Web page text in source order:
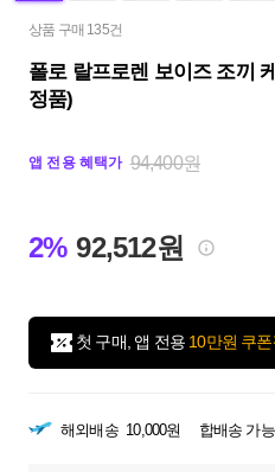
상품 구매 135건
폴로 랄프로렌 보이즈 조끼
정품)
앱 전용 혜택가 94,400원
2% 92,512원
첫 구매, 앱 전용 10만원 쿠폰
해외배송 10,000원 합배송 가능